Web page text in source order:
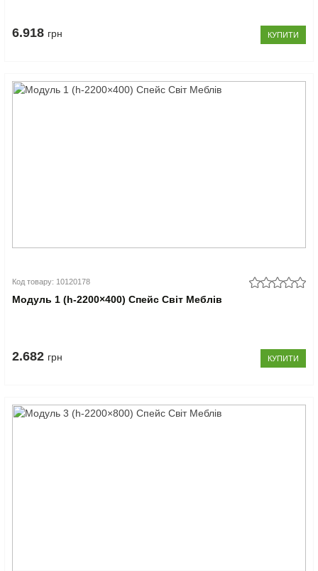
6.918 грн КУПИТИ
Код товару: 10120178
Модуль 1 (h-2200×400) Спейс Світ Меблів
2.682 грн КУПИТИ